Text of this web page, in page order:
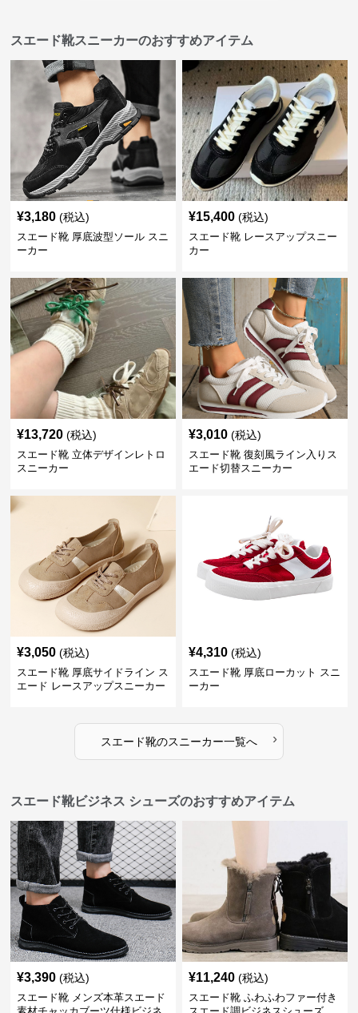
スエード靴スニーカーのおすすめアイテム
¥3,180 (税込)
スエード靴 厚底波型ソール スニ
ーカー
¥15,400 (税込)
スエード靴 レースアップスニー
カー
¥13,720 (税込)
スエード靴 立体デザインレトロ
スニーカー
¥3,010 (税込)
スエード靴 復刻風ライン入りス
エード切替スニーカー
¥3,050 (税込)
スエード靴 厚底サイドライン ス
エード レースアップスニーカー
¥4,310 (税込)
スエード靴 厚底ローカット スニ
ーカー
スエード靴のスニーカー一覧へ ›
スエード靴ビジネス シューズのおすすめアイテム
¥3,390 (税込)
スエード靴 メンズ本革スエード
¥11,240 (税込)
スエード靴 ふわふわファー付き